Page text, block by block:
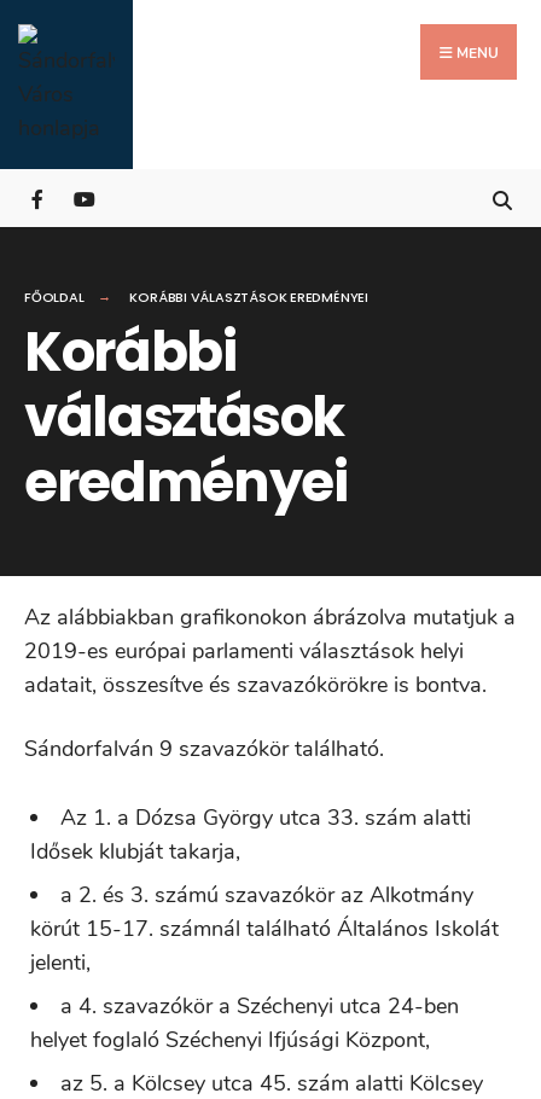
Skip
to
content
MENU
FŐOLDAL KORÁBBI VÁLASZTÁSOK EREDMÉNYEI
Korábbi
választások
eredményei
Az alábbiakban grafikonokon ábrázolva mutatjuk a
2019-es európai parlamenti választások helyi
adatait, összesítve és szavazókörökre is bontva.
Sándorfalván 9 szavazókör található.
Az 1. a Dózsa György utca 33. szám alatti
Idősek klubját takarja,
a 2. és 3. számú szavazókör az Alkotmány
körút 15-17. számnál található Általános Iskolát
jelenti,
a 4. szavazókör a Széchenyi utca 24-ben
helyet foglaló Széchenyi Ifjúsági Központ,
az 5. a Kölcsey utca 45. szám alatti Kölcsey
for:
Close